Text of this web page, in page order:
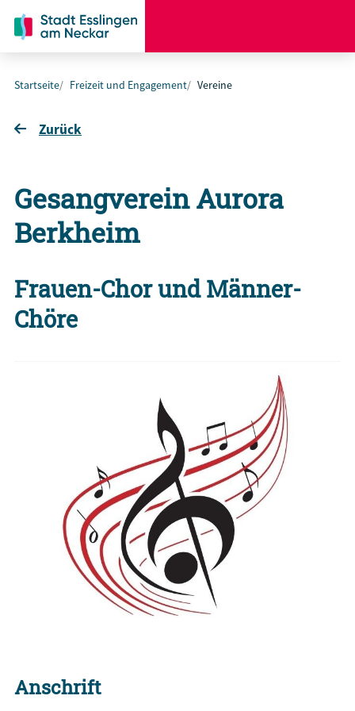
Startseite Freizeit und Engagement Vereine
Zurück
Gesangverein Aurora
Berkheim
Frauen-Chor und Männer-
Chöre
Anschrift